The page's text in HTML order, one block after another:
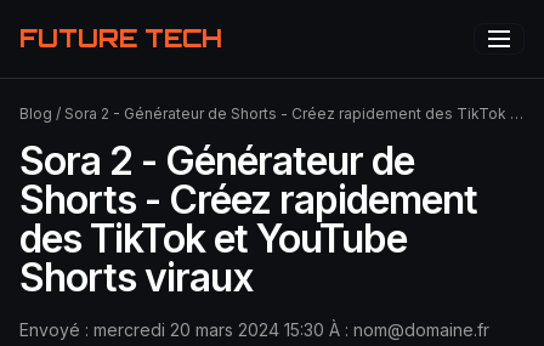
FUTURE TECH
Blog / Sora 2 - Générateur de Shorts - Créez rapidement des TikTok et YouTube Shorts viraux
Sora 2 - Générateur de
Shorts - Créez rapidement
des TikTok et YouTube
Shorts viraux
Envoyé : mercredi 20 mars 2024 15:30 À : nom@domaine.fr